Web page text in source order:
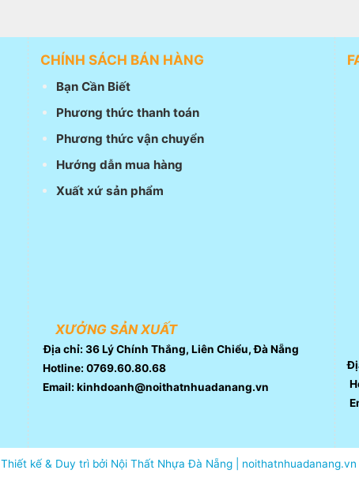
CHÍNH SÁCH BÁN HÀNG
Bạn Cần Biết
Phương thức thanh toán
Phương thức vận chuyển
Hướng dẫn mua hàng
Xuất xứ sản phẩm
XƯỞNG SẢN XUẤT
Địa chỉ: 36 Lý Chính Thắng, Liên Chiểu, Đà Nẵng
Hotline: 0769.60.80.68
Email: kinhdoanh@noithatnhuadanang.vn
Thiết kế & Duy trì bởi Nội Thất Nhựa Đà Nẵng | noithatnhuadanang.vn |